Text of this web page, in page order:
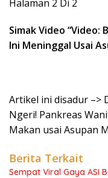
Halaman 2 Di 2
Simak Video “Video:
Ini Meninggal Usai
Artikel ini disadur –>
Ngeri! Pankreas
Makan usai Asupan
Berita Terkait
Sempat Viral Gaya ASI